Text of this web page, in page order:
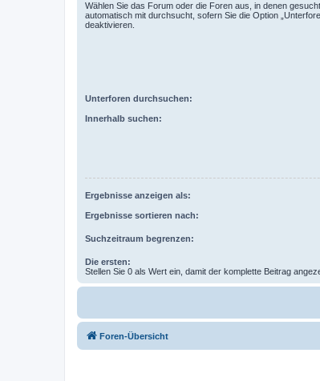
Wählen Sie das Forum oder die Foren aus, in denen
automatisch mit durchsucht, sofern Sie die Option
deaktivieren.
Unterforen durchsuchen:
Innerhalb suchen:
Ergebnisse anzeigen als:
Ergebnisse sortieren nach:
Suchzeitraum begrenzen:
Die ersten:
Stellen Sie 0 als Wert ein, damit der komplette Beitrag
Foren-Übersicht